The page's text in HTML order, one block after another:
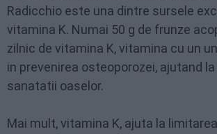
Radicchio este una dintre sursele
vitamina K. Numai 50 g de frunze
zilnic de vitamina K, vitamina cu un
in prevenirea osteoporozei, ajutand
sanatatii oaselor.
Mai mult, vitamina K, ajuta la